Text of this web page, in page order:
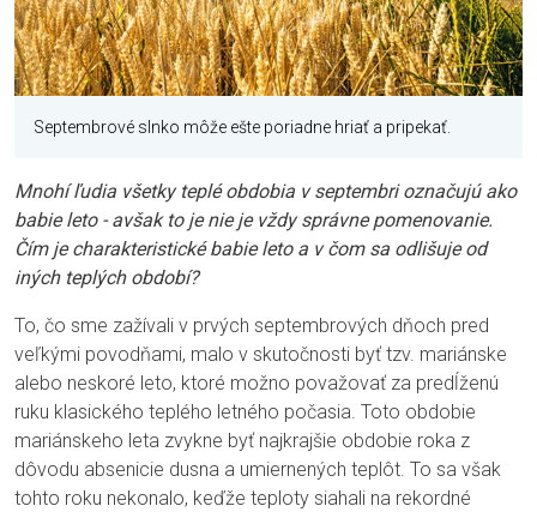
Septembrové slnko môže ešte poriadne hriať a pripekať.
Mnohí ľudia všetky teplé obdobia v septembri označujú ako
babie leto - avšak to je nie je vždy správne pomenovanie.
Čím je charakteristické babie leto a v čom sa odlišuje od
iných teplých období?
To, čo sme zažívali v prvých septembrových dňoch pred
veľkými povodňami, malo v skutočnosti byť tzv. mariánske
alebo neskoré leto, ktoré možno považovať za predĺženú
ruku klasického teplého letného počasia. Toto obdobie
mariánskeho leta zvykne byť najkrajšie obdobie roka z
dôvodu absenicie dusna a umiernených teplôt. To sa však
tohto roku nekonalo, keďže teploty siahali na rekordné